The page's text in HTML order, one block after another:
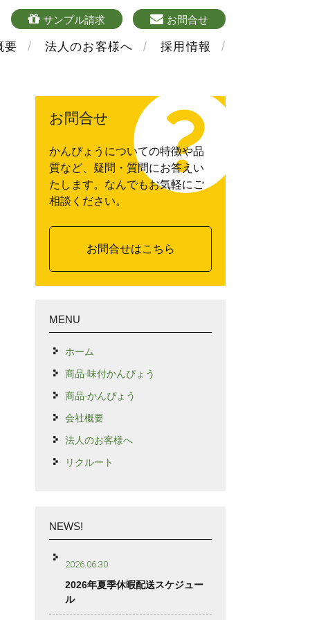
要 法人のお客様へ 採用情報
sample
サンプル請求 mailform
お問合せ
お問合せ
かんぴょうについての特徴や品
質など、疑問・質問にお答えい
たします。なんでもお気軽にご
相談ください。
お問合せはこちら
MENU
ホーム
商品-味付かんぴょう
商品-かんぴょう
会社概要
法人のお客様へ
リクルート
NEWS!
2026.06.30
2026年夏季休暇配送スケジュー
ル